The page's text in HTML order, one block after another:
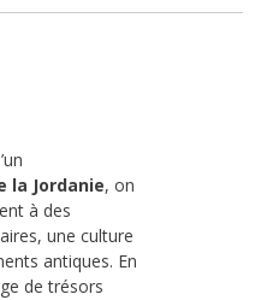
la Jordanie, on
à des
une culture
antiques. En
de trésors